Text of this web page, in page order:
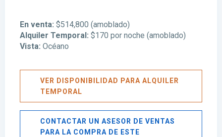
En venta: $514,800 (amoblado)
Alquiler Temporal: $170 por noche (amoblado)
Vista: Océano
VER DISPONIBILIDAD PARA ALQUILER
TEMPORAL
CONTACTAR UN ASESOR DE VENTAS
PARA LA COMPRA DE ESTE